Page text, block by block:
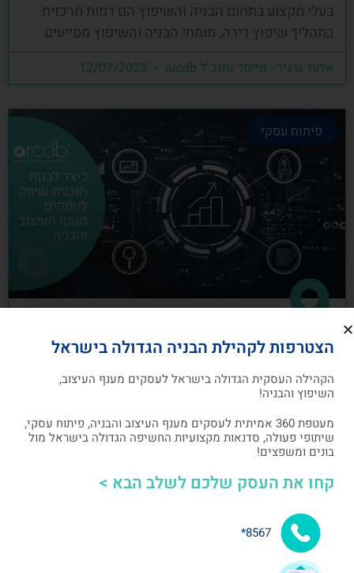
בעלי מקצוע בתחום הבניה והשיפוץ הם דמות מרכזית
בתהליך שיפוץ דירה, מומחי הבניה והשיפוץ מסייעים
אלעד גרגיר - מייסד ומנכ"ל arcdb
פיתוח עסקי
כיצד לבנות תוכנית שיווק לעסקים מענף
העיצוב והבניה
תוכנית שיווק הנה תוכנית כתובה, המהווה מפת דרכים
אלעד גרגיר - מייסד ומנכ"ל arcdb 05/07/2023
בניית קהילה ושיתופי פעולה
הצטרפות לקהילת הבניה הגדולה בישראל
הקהילה העסקית הגדולה בישראל לעסקים מענף העיצוב,
השיפוץ והבניה!
מעטפת 360 אמיתית לעסקים מענף העיצוב והבניה, פיתוח עסקי,
שיתופי פעולה, סדנאות מקצועיות החשיפה הגדולה בישראל מול
בונים ומשפצים!
קחו את העסק שלכם לשלב הבא >
8567*